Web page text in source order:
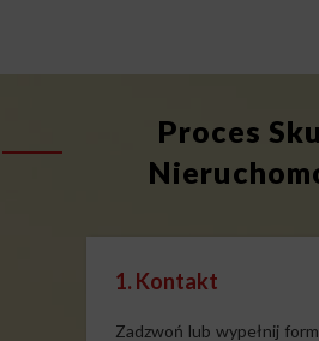
Proces
1. Kontakt
Zadzwoń lub wypełnij